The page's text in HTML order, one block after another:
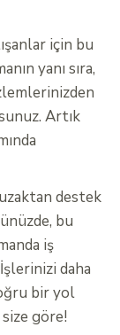
için bu
yanı sıra,
Artık
destek
bu
iş
daha
bir yol
size göre!